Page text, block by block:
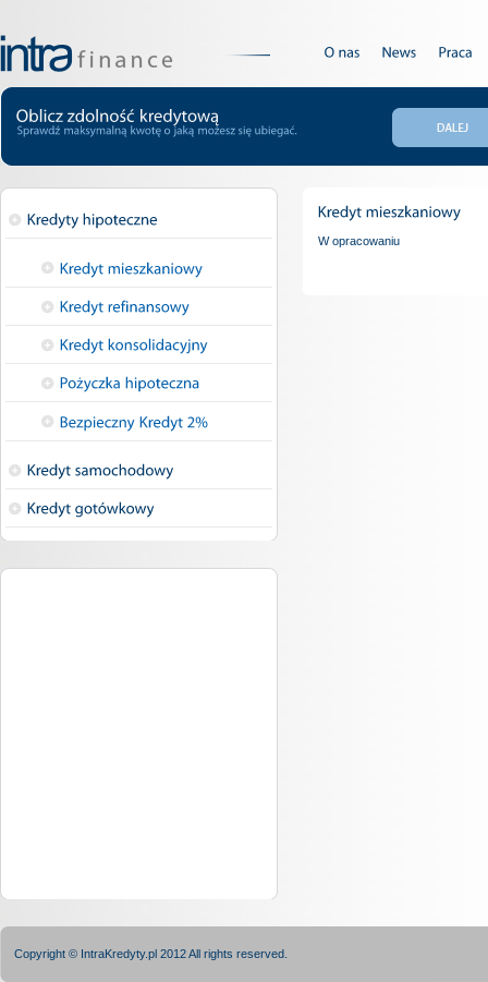
W opracowaniu
Copyright © IntraKredyty.pl 2012 All rights reserved.